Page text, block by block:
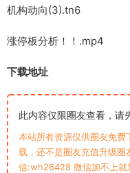
机构动向(3).tn6
涨停板分析！！.mp4
下载地址
此内容仅限圈友查看，请
本站所有资源仅供圈友免
载，还不是圈友充值升级圈
信:wh26428 微信加不上